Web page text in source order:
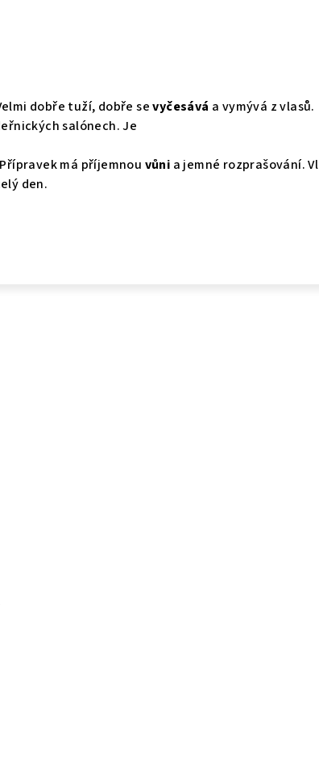
dobře tuží, dobře sevyčesává a vymývá z vlasů.
salónech. Je
má příjemnou vůni a jemné rozprašování.
den.